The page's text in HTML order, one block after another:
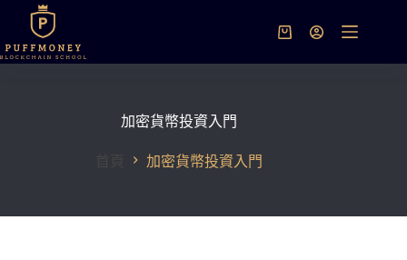
主
購
物
加密貨幣投資入門
加密貨幣投資入門